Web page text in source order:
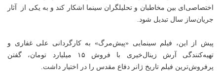
اختصاصی‌ای بین مخاطبان و تحلیلگران سینما اشکار کند و به یکی از آثار
جریان‌ساز سال تبدیل شود.
پیش از این، فیلم سینمایی «پیش‌مرگ» به کارگردانی علی غفاری و
تهیه‌کنندگی آرش زینال‌خیری با فروش ۱۵ میلیارد تومان، گفتن
پرفروش‌ترین فیلم تاریخ ژانر دفاع مقدس را در اختیار داشت.